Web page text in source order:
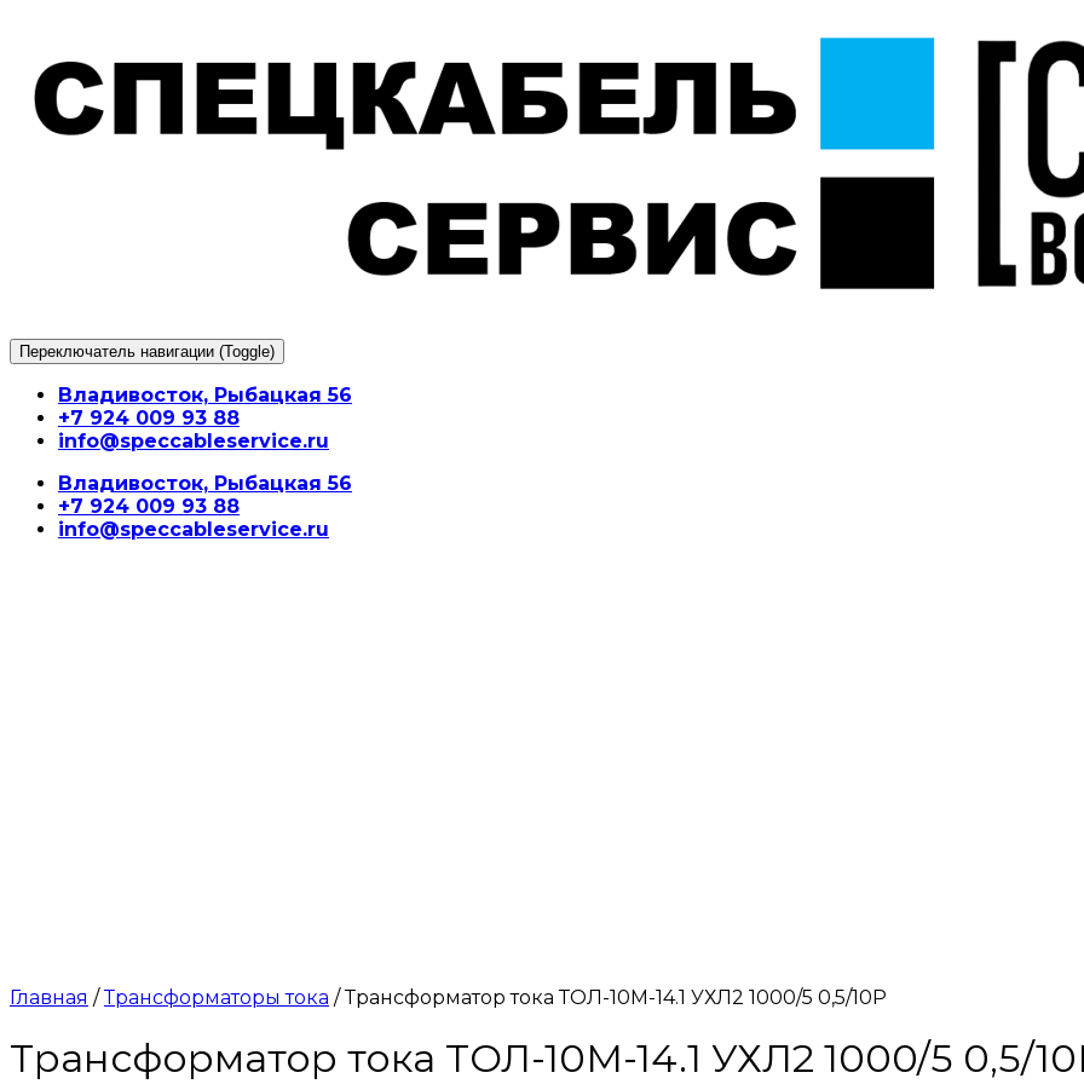
содержимому
Переключатель навигации (Toggle)
Владивосток, Рыбацкая 56
+7 924 009 93 88
info@speccableservice.ru
Владивосток, Рыбацкая 56
+7 924 009 93 88
info@speccableservice.ru
Главная /Трансформаторы тока / Трансформатор тока ТОЛ-10М-14.1 УХЛ2 1000/5 0,5/10Р
Трансформатор тока ТОЛ-10М-14.1 УХЛ2 1000/5 0,5/